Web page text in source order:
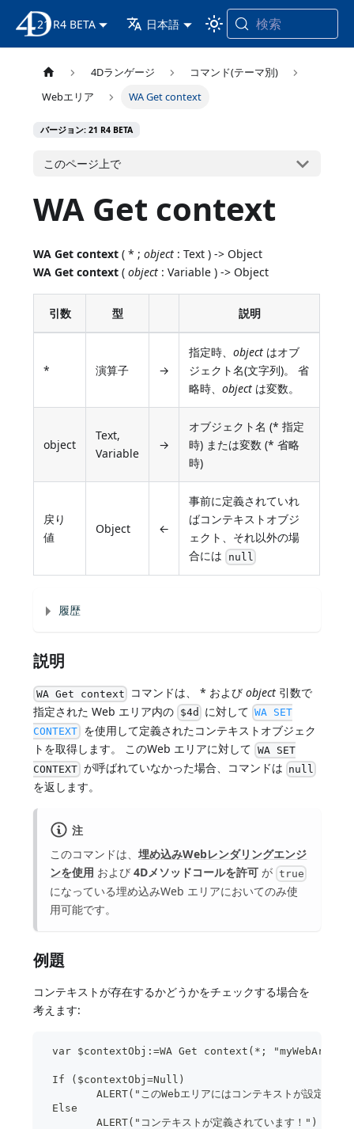
4D ドキュメンテーション
21 R4 BETA 日本語 検索
4Dランゲージ
コマンド(テーマ別)
Webエリア
WA Get context
バージョン: 21 R4 BETA
このページ上で
WA Get context
WA Get context ( * ;object : Text ) -> Object
WA Get context (object : Variable ) -> Object
引数 型 説明
* 演算子 →
指定時、object はオブ
ジェクト名(文字列)。 省
略時、object は変数。
object
Text,
Variable
→
オブジェクト名 (* 指定
時) または変数 (* 省略
時)
戻り
値
Object ←
事前に定義されていれ
ばコンテキストオブジ
ェクト、それ以外の場
合には null
履歴
説明
WA Get context コマンドは、 * および object引数で
指定された Web エリア内の $4d に対して WA SET
CONTEXT を使用して定義されたコンテキストオブジェク
トを取得します。 このWeb エリアに対して WA SET
CONTEXT が呼ばれていなかった場合、コマンドは null
を返します。
注
このコマンドは、埋め込みWebレンダリングエンジ
ンを使用 および4Dメソッドコールを許可 が true
になっている埋め込みWeb エリアにおいてのみ使
用可能です。
例題
コンテキストが存在するかどうかをチェックする場合を
考えます:
var $contextObj:=WA Get context(*; "myWebArea")
If ($contextObj=Null)
ALERT("このWebエリアにはコンテキストが設定され
Else
	ALERT("コンテキストが定義されています！")